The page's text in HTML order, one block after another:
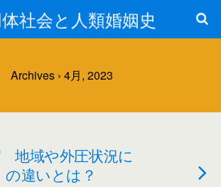
社会と人類婚姻史
Archives › 4月, 2023
地域や外圧状況に
の違いとは？